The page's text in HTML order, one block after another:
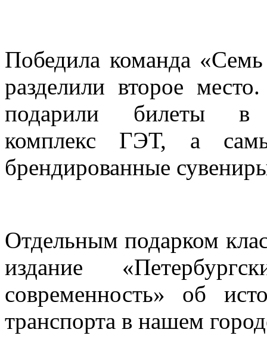
Победила команда
разделили второе
подарили билеты в
комплекс ГЭТ, а
брендированные
Отдельным подарком
издание
современность» об
транспорта в нашем